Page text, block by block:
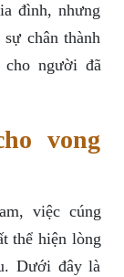
đình, nhưng
chân thành
cho người đã
vong
việc cúng
thể hiện lòng
Dưới đây là